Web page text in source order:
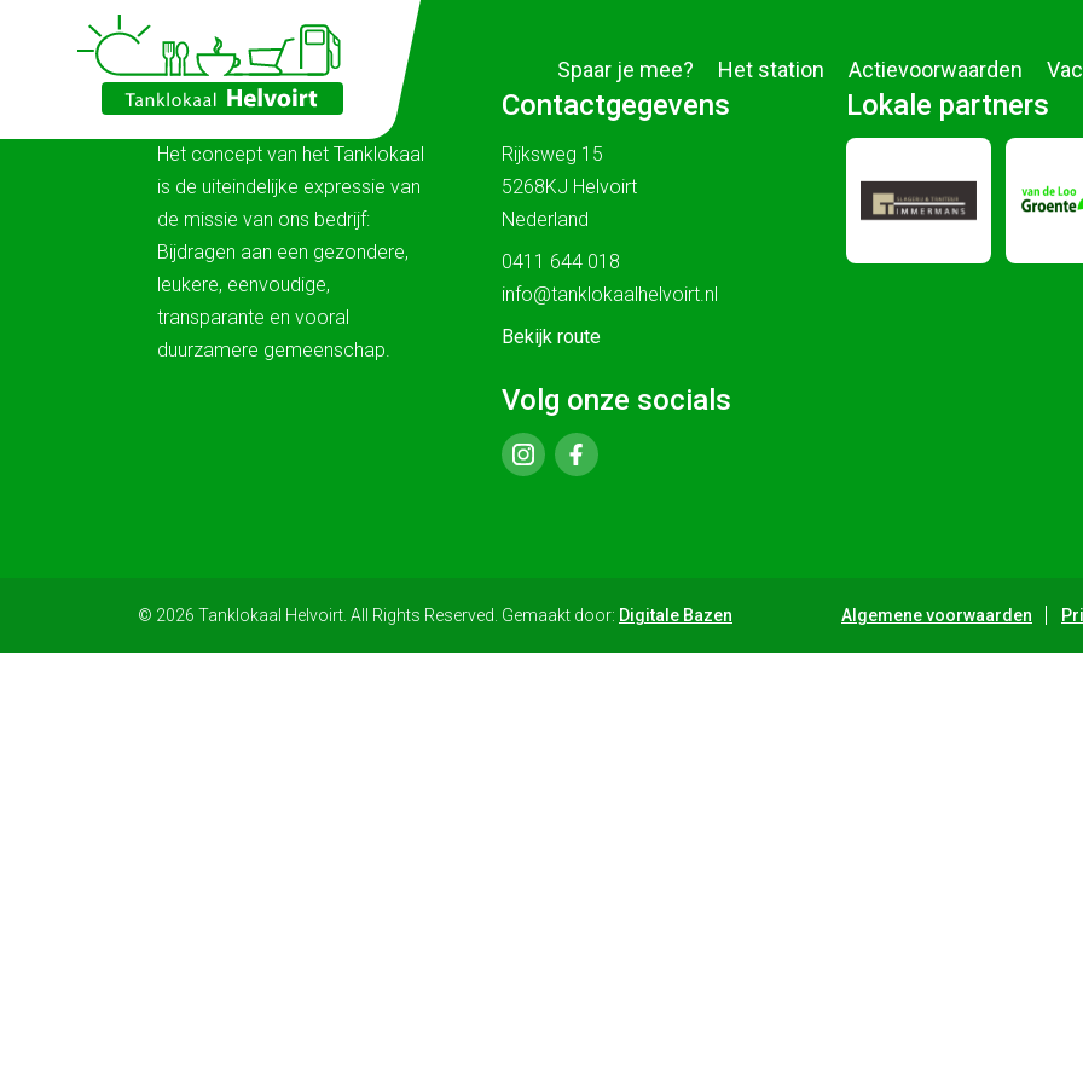
Spaar je mee? Het station Actievoorwaarden
Ons verhaal
Het concept van het Tanklokaal
is de uiteindelijke expressie van
de missie van ons bedrijf:
Bijdragen aan een gezondere,
leukere, eenvoudige,
transparante en vooral
duurzamere gemeenschap.
Contactgegevens
Rijksweg 15
5268KJ Helvoirt
Nederland
0411 644 018
info@tanklokaalhelvoirt.nl
Bekijk route
Volg onze socials
Lokale partners
© 2026 Tanklokaal Helvoirt. All Rights Reserved. Gemaakt door: Digitale Bazen Algemene voorwaarden